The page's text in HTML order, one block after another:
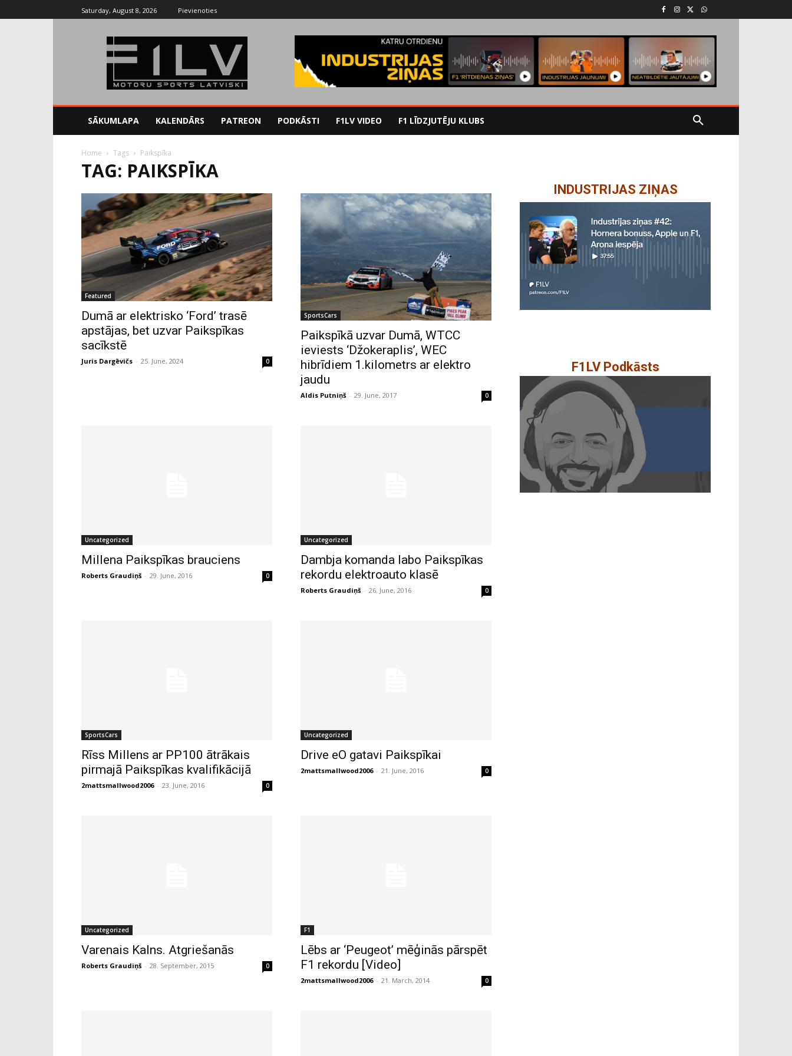
Saturday, August 8, 2026 Pievienoties
SĀKUMLAPA KALENDĀRS PATREON PODKĀSTI F1LV VIDEO F1 LĪDZJUTĒJU KLUBS
Home Tags Paikspīka
TAG: PAIKSPĪKA
Featured
Dumā ar elektrisko ‘Ford’ trasē
apstājas, bet uzvar Paikspīkas
sacīkstē
Juris Dargēvičs - 25. June, 2024 0
SportsCars
Paikspīkā uzvar Dumā, WTCC
ieviests ‘Džokeraplis’, WEC
hibrīdiem 1.kilometrs ar elektro
jaudu
Aldis Putniņš - 29. June, 2017 0
Uncategorized
Millena Paikspīkas brauciens
Roberts Graudiņš - 29. June, 2016 0
Uncategorized
Dambja komanda labo Paikspīkas
rekordu elektroauto klasē
Roberts Graudiņš - 26. June, 2016 0
SportsCars
Rīss Millens ar PP100 ātrākais
pirmajā Paikspīkas kvalifikācijā
2mattsmallwood2006 - 23. June, 2016 0
Uncategorized
Drive eO gatavi Paikspīkai
2mattsmallwood2006 - 21. June, 2016 0
Uncategorized
Varenais Kalns. Atgriešanās
Roberts Graudiņš - 28. September, 2015 0
F1
Lēbs ar ‘Peugeot’ mēģinās pārspēt
F1 rekordu [Video]
2mattsmallwood2006 - 21. March, 2014 0
INDUSTRIJAS ZIŅAS
F1LV Podkāsts